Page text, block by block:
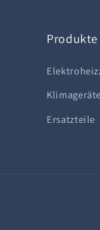
Produkte
Klimageräte
Ersatzteile